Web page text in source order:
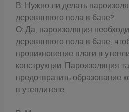
В: Нужно ли делать
деревянного пола в бане?
О: Да, пароизоляция
деревянного пола в бане,
проникновение влаги в
конструкции. Пароизоляция
предотвратить образование
в утеплителе.